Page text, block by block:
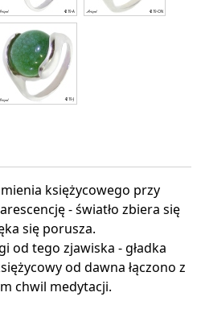
księżycowego przy
- światło zbiera się
się porusza.
od tego zjawiska - gładka
od dawna łączono z
chwil medytacji.